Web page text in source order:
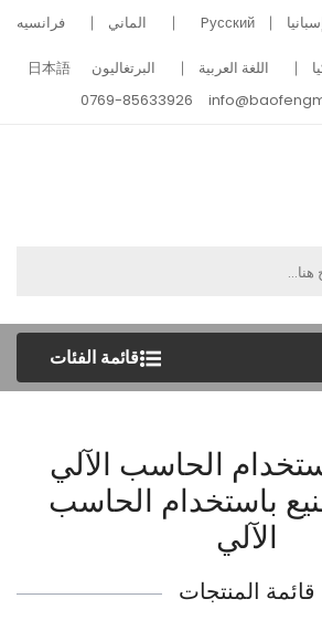
Pусский الماني فرانسيه
اللغة العربية البرتغاليون
日本語
0769-85633926
قائمة الفئات
الحاسب الآلي
باستخدام الحاسب
الآلي
قائمة المنتجات